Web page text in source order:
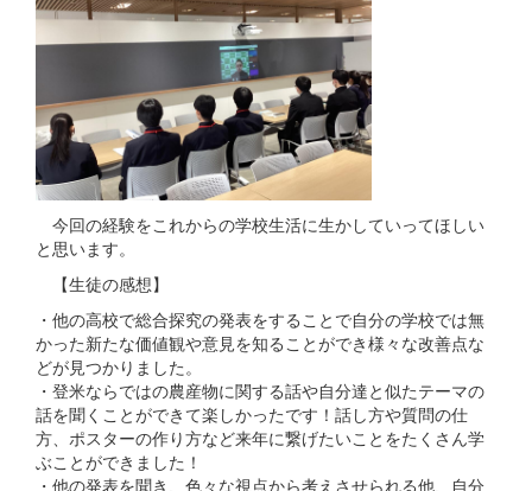
今回の経験をこれからの学校生活に生かしていってほしい
と思います。
【生徒の感想】
・他の高校で総合探究の発表をすることで自分の学校では無
かった新たな価値観や意見を知ることができ様々な改善点な
どが見つかりました。
・登米ならではの農産物に関する話や自分達と似たテーマの
話を聞くことができて楽しかったです！話し方や質問の仕
方、ポスターの作り方など来年に繋げたいことをたくさん学
ぶことができました！
・他の発表を聞き、色々な視点から考えさせられる他、自分